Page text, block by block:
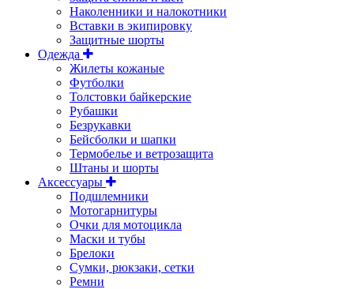
Наколенники и налокотники
Вставки в экипировку
Защитные шорты
Одежда
Жилеты кожаные
Футболки
Толстовки байкерские
Рубашки
Безрукавки
Бейсболки и шапки
Термобелье и ветрозащита
Штаны и шорты
Аксессуары
Подшлемники
Мотогарнитуры
Очки для мотоцикла
Маски и тубы
Брелоки
Сумки, рюкзаки, сетки
Ремни